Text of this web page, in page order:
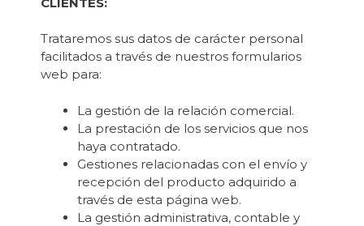
Trataremos sus datos de carácter personal
facilitados a través de nuestros formularios
web para:
La gestión de la relación comercial.
La prestación de los servicios que nos
haya contratado.
Gestiones relacionadas con el envío y
recepción del producto adquirido a
través de esta página web.
La gestión administrativa, contable y